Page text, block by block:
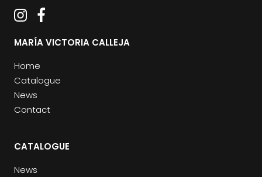
MARÍA VICTORIA CALLEJA
Home
Catalogue
News
Contact
CATALOGUE
News